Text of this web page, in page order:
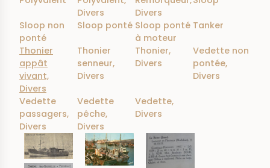
Divers
Divers
Sloop non
ponté
Sloop ponté Sloop ponté
à moteur
Tanker
Thonier
appât
vivant,
Divers
Thonier
senneur,
Divers
Thonier,
Divers
Vedette non
pontée,
Divers
Vedette
passagers,
Divers
Vedette
pêche,
Divers
Vedette,
Divers